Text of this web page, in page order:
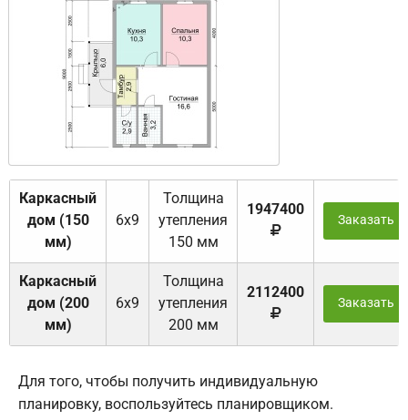
Каркасный
дом (150
мм)
6х9
Толщина
утепления
150 мм
1947400
Заказать
Каркасный
дом (200
мм)
6х9
Толщина
утепления
200 мм
2112400
Заказать
Для того, чтобы получить индивидуальную
планировку, воспользуйтесь планировщиком.